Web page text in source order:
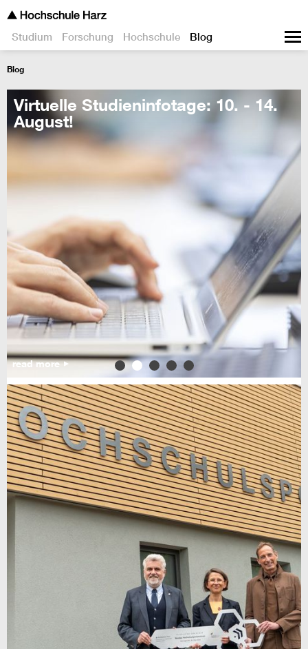
Studium Forschung Hochschule Blog
Blog
Virtuelle Studieninfotage: 10. - 14.
August!
read more